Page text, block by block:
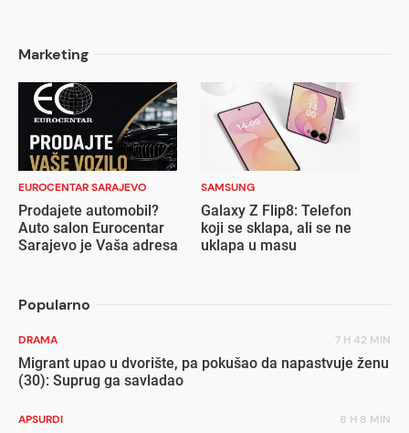
Marketing
EUROCENTAR SARAJEVO
Prodajete automobil?
Auto salon Eurocentar
Sarajevo je Vaša adresa
SAMSUNG
Galaxy Z Flip8: Telefon
koji se sklapa, ali se ne
uklapa u masu
Popularno
DRAMA 7 H 42 MIN
Migrant upao u dvorište, pa pokušao da napastvuje ženu
(30): Suprug ga savladao
APSURDI 8 H 8 MIN